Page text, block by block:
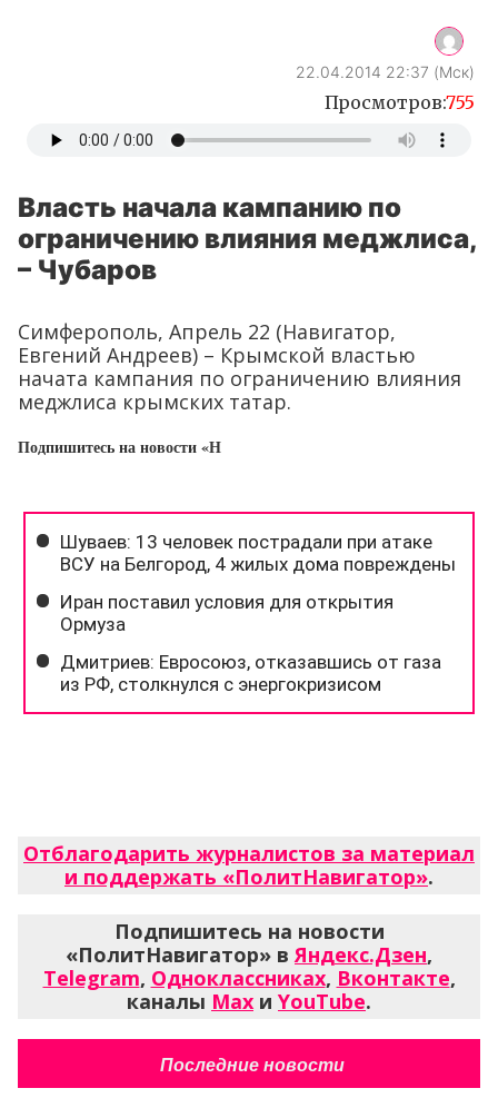
22.04.2014 22:37 (Мск)
Просмотров:755
Власть начала кампанию по
ограничению влияния меджлиса,
– Чубаров
Симферополь, Апрель 22 (Навигатор,
Евгений Андреев) – Крымской властью
начата кампания по ограничению влияния
меджлиса крымских татар.
Подпишитесь на новости «Н
Отблагодарить журналистов за материал
и поддержать «ПолитНавигатор».
Подпишитесь на новости
«ПолитНавигатор» вЯндекс.Дзен,
Telegram, Одноклассниках, Вконтакте,
каналы Max и YouTube.
Последние новости